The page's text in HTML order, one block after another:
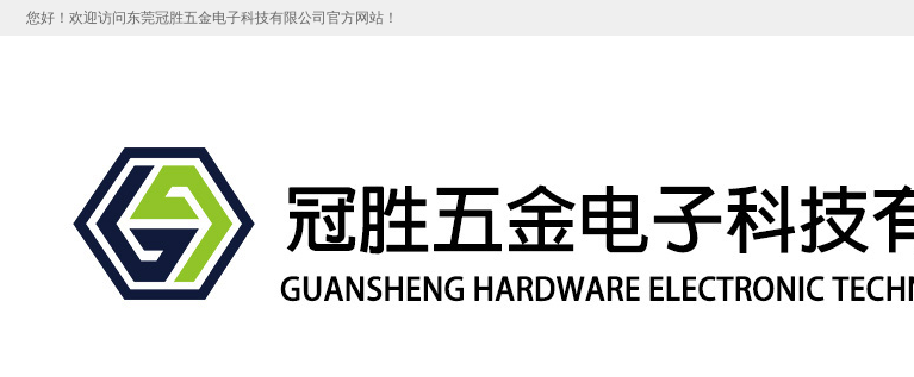
您好！欢迎访问东莞冠胜五金电子科技有限公司官方网站！